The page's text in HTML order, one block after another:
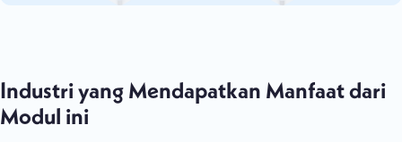
Industri yang Mendapatkan Manfaat dari
Modul ini